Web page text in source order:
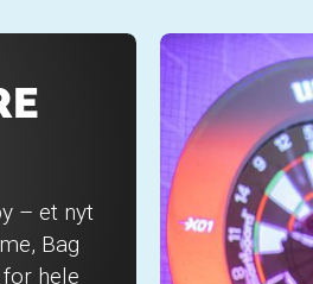
– et nyt
Bag
hele